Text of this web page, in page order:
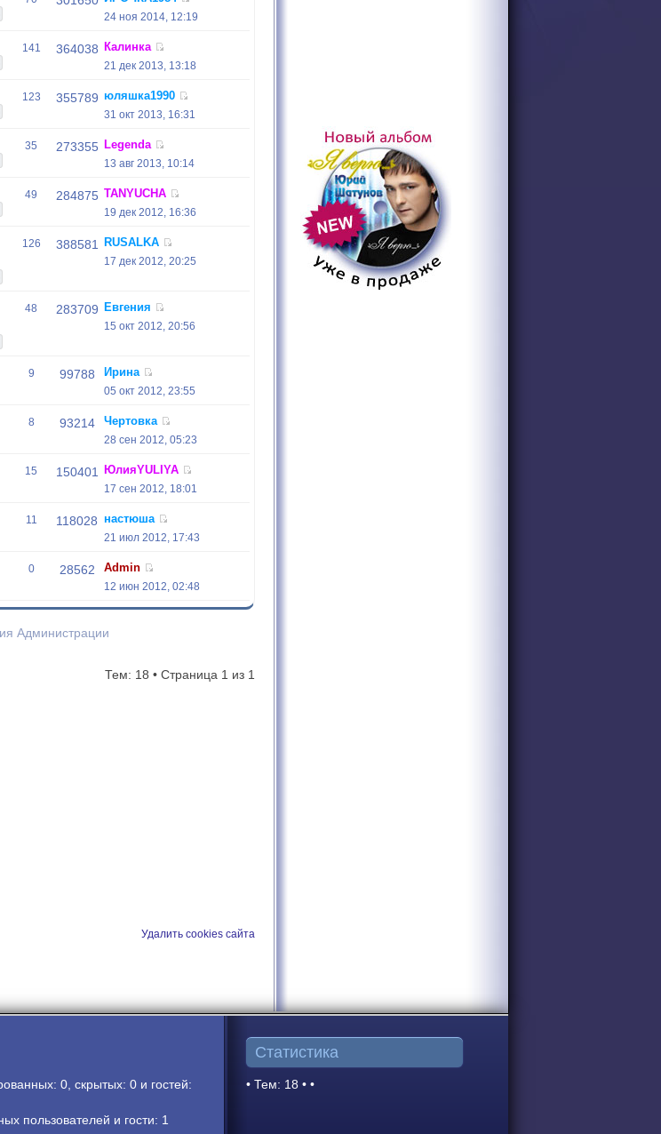
24 ноя 2014, 12:19
141 364038 Калинка
21 дек 2013, 13:18
123 355789 юляшка1990
31 окт 2013, 16:31
35 273355 Legenda
13 авг 2013, 10:14
49 284875 TANYUCHA
19 дек 2012, 16:36
126 388581 RUSALKA
17 дек 2012, 20:25
48 283709 Евгения
15 окт 2012, 20:56
9 99788 Ирина
05 окт 2012, 23:55
8 93214 Чертовка
28 сен 2012, 05:23
15 150401 ЮлияYULIYA
17 сен 2012, 18:01
11 118028 настюша
21 июл 2012, 17:43
0 28562 Admin
12 июн 2012, 02:48
Администрации
Тем: 18 • Страница 1 из 1
Удалить cookies сайта
0, скрытых: 0 и гостей:
пользователей и гости: 1
Статистика
• Тем: 18 • •